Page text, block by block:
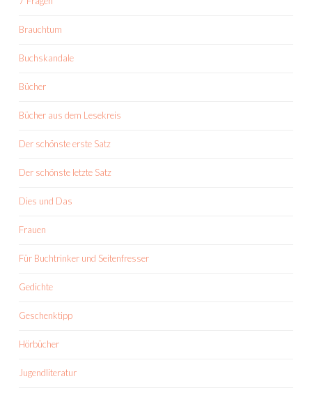
Brauchtum
Buchskandale
Bücher
Bücher aus dem Lesekreis
Der schönste erste Satz
Der schönste letzte Satz
Dies und Das
Frauen
Für Buchtrinker und Seitenfresser
Gedichte
Geschenktipp
Hörbücher
Jugendliteratur